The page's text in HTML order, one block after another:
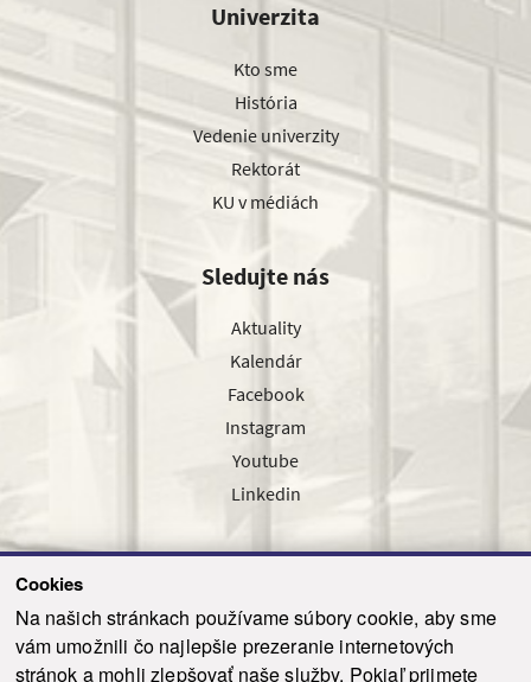
Cookies
Na našich stránkach používame súbory cookie, aby sme
vám umožnili čo najlepšie prezeranie internetových
stránok a mohli zlepšovať naše služby. Pokiaľ prijmete
Univerzita
Kto sme
História
Vedenie univerzity
Rektorát
KU v médiách
Sledujte nás
Aktuality
Kalendár
Facebook
Instagram
Youtube
Linkedin